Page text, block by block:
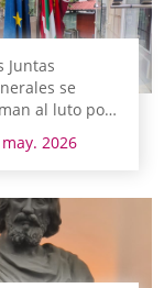
Juntas
se
al luto por
2026